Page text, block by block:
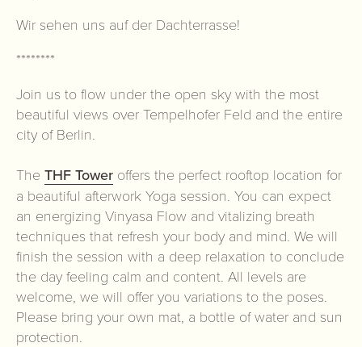
Wir sehen uns auf der Dachterrasse!
********
Join us to flow under the open sky with the most
beautiful views over Tempelhofer Feld and the entire
city of Berlin.
The THF Tower offers the perfect rooftop location for
a beautiful afterwork Yoga session. You can expect
an energizing Vinyasa Flow and vitalizing breath
techniques that refresh your body and mind. We will
finish the session with a deep relaxation to conclude
the day feeling calm and content. All levels are
welcome, we will offer you variations to the poses.
Please bring your own mat, a bottle of water and sun
protection.